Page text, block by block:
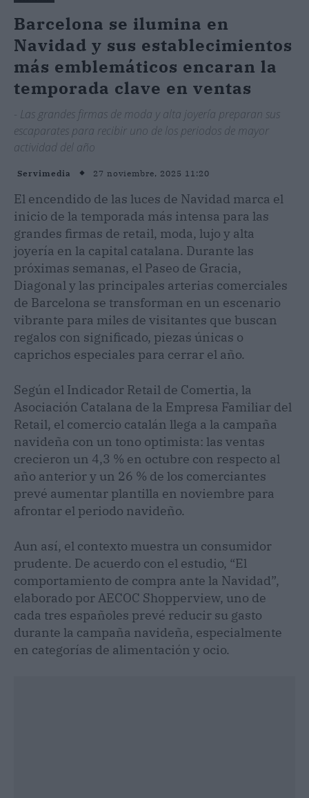
Barcelona se ilumina en
Navidad y sus establecimientos
más emblemáticos encaran la
temporada clave en ventas
- Las grandes firmas de moda y alta joyería preparan sus
escaparates para recibir uno de los periodos de mayor
actividad del año
Servimedia 27 noviembre, 2025 11:20
El encendido de las luces de Navidad marca el
inicio de la temporada más intensa para las
grandes firmas de retail, moda, lujo y alta
joyería en la capital catalana. Durante las
próximas semanas, el Paseo de Gracia,
Diagonal y las principales arterias comerciales
de Barcelona se transforman en un escenario
vibrante para miles de visitantes que buscan
regalos con significado, piezas únicas o
caprichos especiales para cerrar el año.
Según el Indicador Retail de Comertia, la
Asociación Catalana de la Empresa Familiar del
Retail, el comercio catalán llega a la campaña
navideña con un tono optimista: las ventas
crecieron un 4,3 % en octubre con respecto al
año anterior y un 26 % de los comerciantes
prevé aumentar plantilla en noviembre para
afrontar el periodo navideño.
Aun así, el contexto muestra un consumidor
prudente. De acuerdo con el estudio, “El
comportamiento de compra ante la Navidad”,
elaborado por AECOC Shopperview, uno de
cada tres españoles prevé reducir su gasto
durante la campaña navideña, especialmente
en categorías de alimentación y ocio.